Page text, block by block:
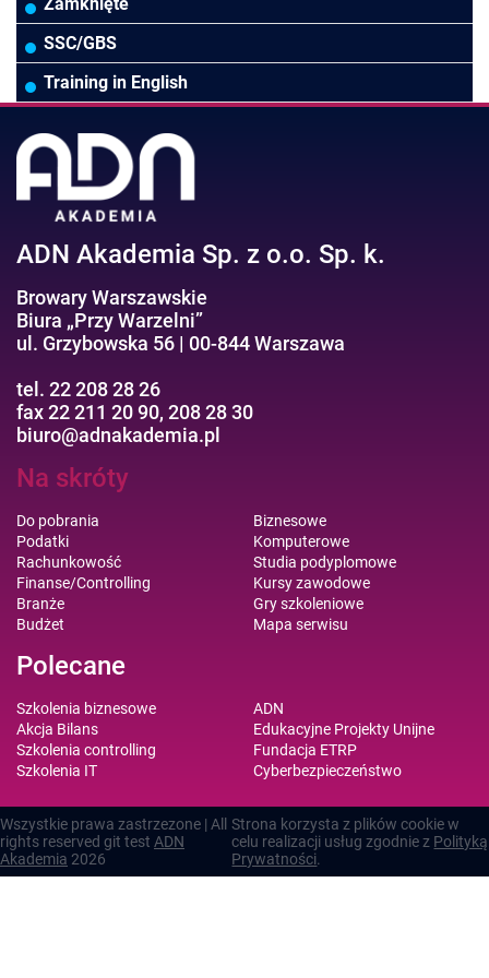
Wodociągi/Kanalizacja
Pozostałe branże
Pozostałe
Prawo pracy
Asystentka/Sekretarka
Efektywność osobista//Wellbeing
MS 365/SharePoint/Bazy danych
MS Project/Word/PowerPoint
SSC/GBS
Training in English
ADN Akademia Sp. z o.o. Sp. k.
Browary Warszawskie
Biura „Przy Warzelni”
ul. Grzybowska 56 | 00-844 Warszawa
tel. 22 208 28 26
fax 22 211 20 90, 208 28 30
biuro@adnakademia.pl
Na skróty
Do pobrania
Podatki
Rachunkowość
Finanse/Controlling
Branże
Budżet
Biznesowe
Komputerowe
Studia podyplomowe
Kursy zawodowe
Gry szkoleniowe
Mapa serwisu
Polecane
Szkolenia biznesowe
Akcja Bilans
Szkolenia controlling
Szkolenia IT
ADN
Edukacyjne Projekty Unijne
Fundacja ETRP
Cyberbezpieczeństwo
Wszystkie prawa zastrzezone | All
rights reserved git test ADN
Akademia 2026
Strona korzysta z plików cookie w
celu realizacji usług zgodnie z Polityką
Prywatności.